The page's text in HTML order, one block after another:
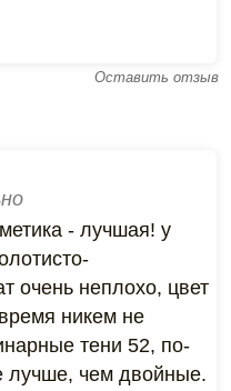
Оставить отзыв
- лучшая! у
очень неплохо, цвет
никем не
тени 52, по-
лучше, чем двойные.